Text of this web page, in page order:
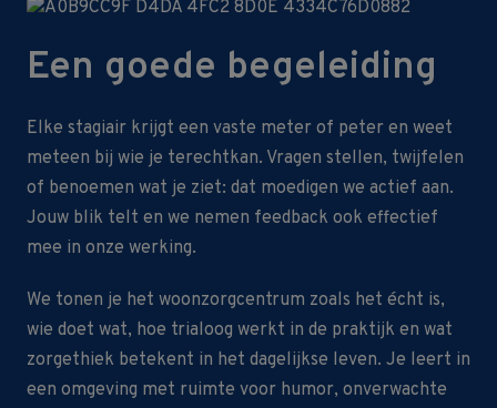
Een goede begeleiding
Elke stagiair krijgt een vaste meter of peter en weet
meteen bij wie je terechtkan. Vragen stellen, twijfelen
of benoemen wat je ziet: dat moedigen we actief aan.
Jouw blik telt en we nemen feedback ook effectief
mee in onze werking.
We tonen je het woonzorgcentrum zoals het écht is,
wie doet wat, hoe trialoog werkt in de praktijk en wat
zorgethiek betekent in het dagelijkse leven. Je leert in
een omgeving met ruimte voor humor, onverwachte